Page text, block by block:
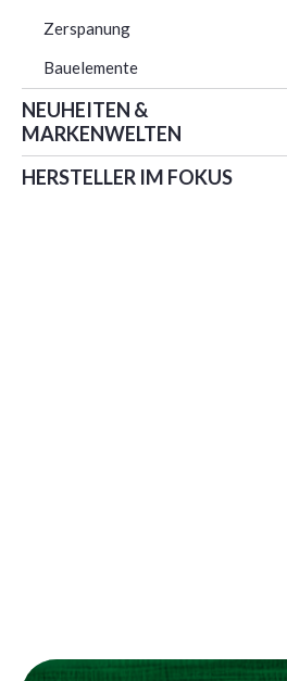
Zerspanung
Bauelemente
NEUHEITEN &
MARKENWELTEN
HERSTELLER IM FOKUS